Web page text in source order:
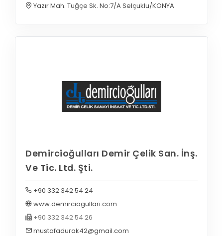
Yazır Mah. Tuğçe Sk. No:7/A Selçuklu/KONYA
Demircioğulları Demir Çelik San. İnş.
Ve Tic. Ltd. Şti.
+90 332 342 54 24
www.demirciogullari.com
+90 332 342 54 26
mustafadurak42@gmail.com